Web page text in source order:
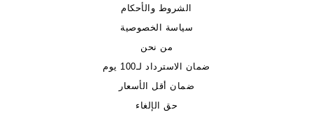
الشروط والأحكام
سياسة الخصوصية
من نحن
ضمان الاسترداد لـ100 يوم
ضمان أقل الأسعار
حق الإلغاء